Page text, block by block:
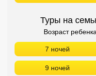
Туры на
Возраст
7 ночей
9 ночей